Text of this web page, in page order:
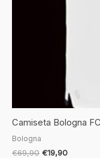
Camiseta Bologna
Bologna
€69,90 €19,90